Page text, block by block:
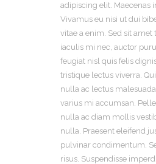
adipiscing elit. Maecenas
Vivamus eu nisi ut dui
vitae a enim. Sed sit amet
iaculis mi nec, auctor
feugiat nisl quis felis
tristique lectus viverra.
nulla ac lectus
varius mi accumsan.
nulla ac diam mollis
nulla. Praesent eleifend
pulvinar condimentum.
risus. Suspendisse